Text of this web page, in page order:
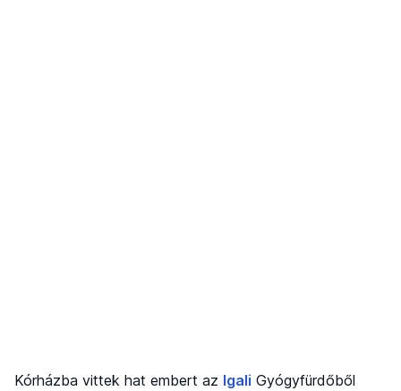
Kórházba vittek hat embert az Igali Gyógyfürdőből